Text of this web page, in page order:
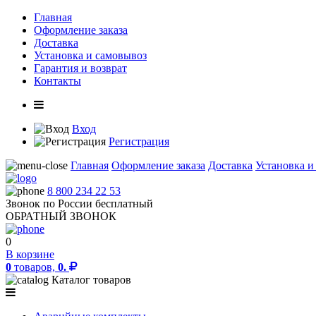
Главная
Оформление заказа
Доставка
Установка и самовывоз
Гарантия и возврат
Контакты
Вход
Регистрация
Главная Оформление заказа Доставка Установка
8 800 234 22 53
Звонок по России бесплатный
ОБРАТНЫЙ ЗВОНОК
0
В корзине
0 товаров, 0.
Каталог товаров